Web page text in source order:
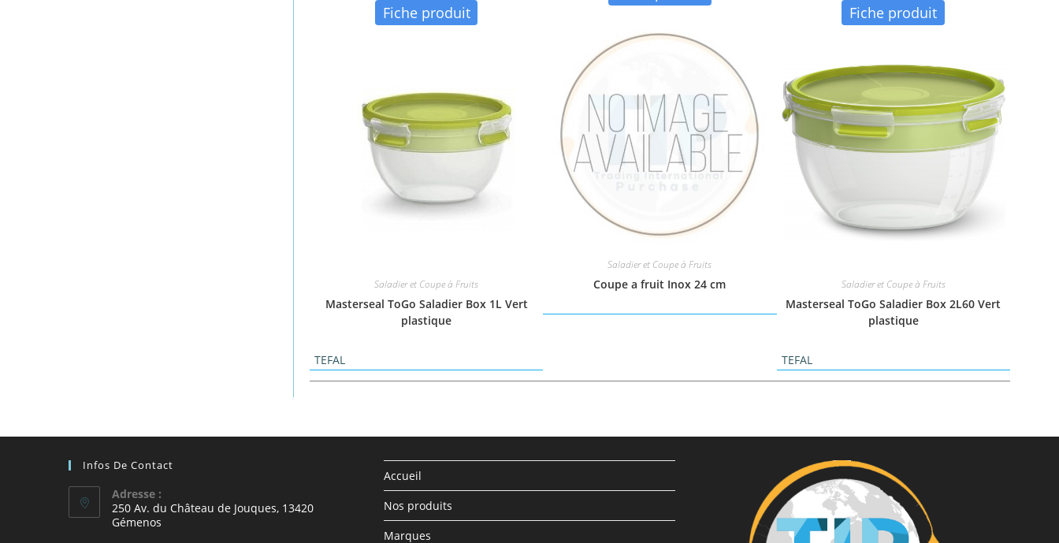
Fiche produit
Saladier et Coupe à Fruits
Masterseal ToGo Saladier Box 1L Vert
plastique
TEFAL
Saladier et Coupe à Fruits
Coupe a fruit Inox 24 cm
Fiche produit
Saladier et Coupe à Fruits
Masterseal ToGo Saladier Box 2L60 Vert
plastique
TEFAL
Infos De Contact
Adresse :
250 Av. du Château de Jouques, 13420
Gémenos
Accueil
Nos produits
Marques